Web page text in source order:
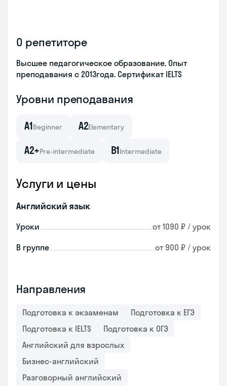
О репетиторе
Высшее педагогическое образование. Опыт
преподавания с 2013года. Сертификат IELTS
Уровни преподавания
A1Beginner A2Elementary
A2+Pre-intermediate B1Intermediate
Услуги и цены
Английский язык
Уроки от 1090 ₽ / урок
В группе от 900 ₽ / урок
Направления
Подготовка к экзаменам
Подготовка к ЕГЭ
Подготовка к IELTS
Подготовка к ОГЭ
Английский для взрослых
Бизнес-английский
Разговорный английский